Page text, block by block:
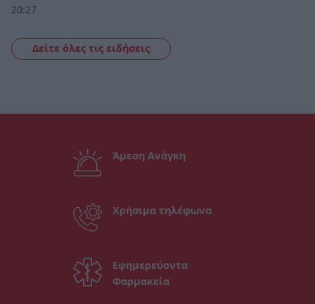
20:27
Δείτε όλες τις ειδήσεις
Άμεση Ανάγκη
Χρήσιμα τηλέφωνα
Εφημερεύοντα
Φαρμακεία